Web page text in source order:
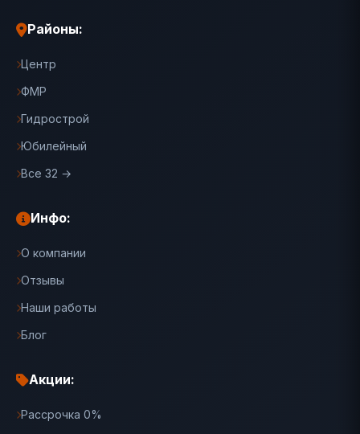
Районы:
Центр
ФМР
Гидрострой
Юбилейный
Все 32 →
Инфо:
О компании
Отзывы
Наши работы
Блог
Акции:
Рассрочка 0%